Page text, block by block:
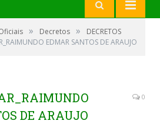
» Decretos »
DECRETOS
EDMAR SANTOS DE ARAUJO
DE ARAUJO
0